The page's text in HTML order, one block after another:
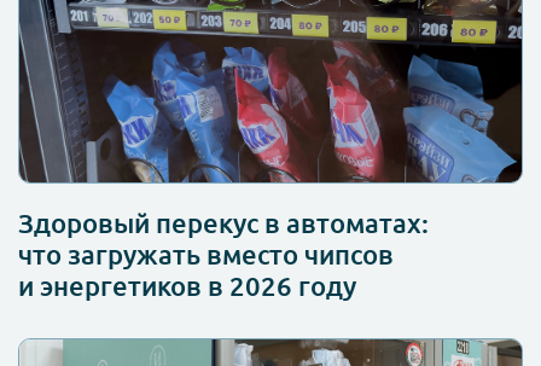
Здоровый перекус в автоматах:
что загружать вместо чипсов
и энергетиков в 2026 году